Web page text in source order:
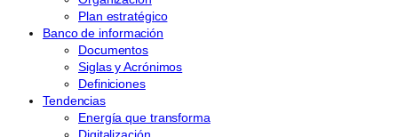
Plan estratégico
Banco de información
Documentos
Siglas y Acrónimos
Definiciones
Tendencias
Energía que transforma